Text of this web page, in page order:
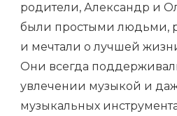
родители, Александр и
были простыми людьми,
и мечтали о лучшей
Они всегда
увлечении музыкой и
музыкальных